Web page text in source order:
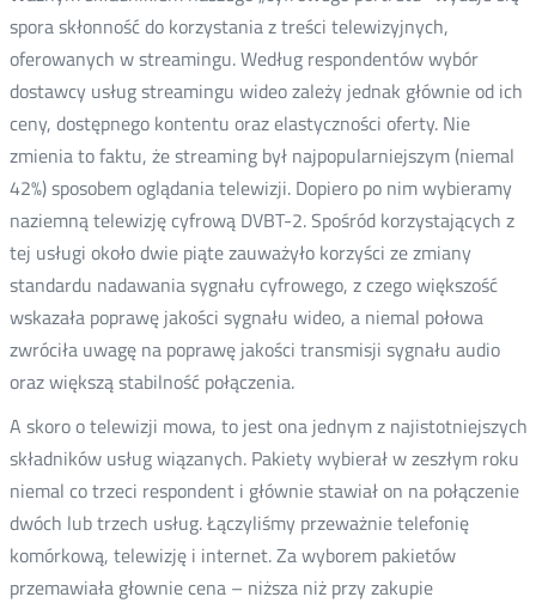
spora skłonność do korzystania z treści telewizyjnych,
oferowanych w streamingu. Według respondentów wybór
dostawcy usług streamingu wideo zależy jednak głównie od ich
ceny, dostępnego kontentu oraz elastyczności oferty. Nie
zmienia to faktu, że streaming był najpopularniejszym (niemal
42%) sposobem oglądania telewizji. Dopiero po nim wybieramy
naziemną telewizję cyfrową DVBT-2. Spośród korzystających z
tej usługi około dwie piąte zauważyło korzyści ze zmiany
standardu nadawania sygnału cyfrowego, z czego większość
wskazała poprawę jakości sygnału wideo, a niemal połowa
zwróciła uwagę na poprawę jakości transmisji sygnału audio
oraz większą stabilność połączenia.
A skoro o telewizji mowa, to jest ona jednym z najistotniejszych
składników usług wiązanych. Pakiety wybierał w zeszłym roku
niemal co trzeci respondent i głównie stawiał on na połączenie
dwóch lub trzech usług. Łączyliśmy przeważnie telefonię
komórkową, telewizję i internet. Za wyborem pakietów
przemawiała głownie cena – niższa niż przy zakupie